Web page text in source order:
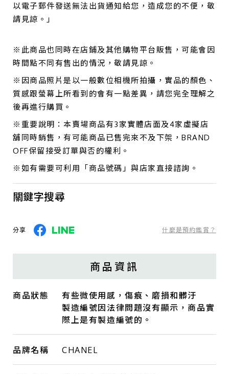
以電子郵件發送無法出貨通知給您，造成您的不便，敬
請見諒。」
※此商品也同時在店鋪及其他購物平台販售，可能會因
時間點不同有售出的情況，敬請見諒。
※因商品照片是以一般數位相機所拍攝，實品的顏色、
質感跟螢幕上所看到的會有一點差異，請您完全理解之
後再進行購買。
※重要說明：本賣場商品有3家實體店面及4家虛擬店
舖同時銷售，有可能商品已售完來不及下架，BRAND
OFF保留接受訂單與否的權利。
※如有需要可利用「商品號碼」與店家直接諮詢。
關鍵字搜尋
分享 什麼是預約鑑賞？
商品資訊
商品狀態
有些微使用感，傷痕、磨損和髒汙
製造編號因法律問題沒有顯示，商品實
際上是有製造編號的。
品牌名稱 CHANEL